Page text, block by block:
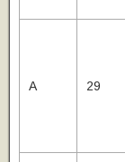
А 29